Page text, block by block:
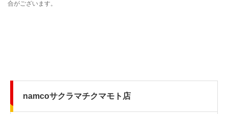
namcoサクラマチクマモト店